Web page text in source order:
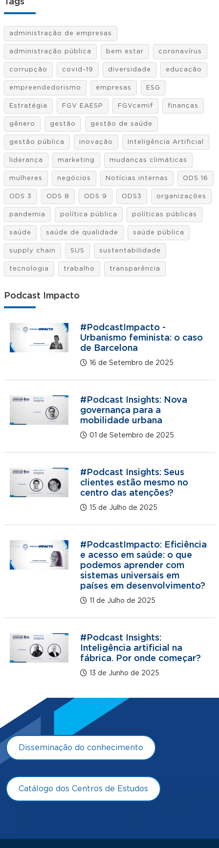
Tags
administração de empresas
administração pública bem estar coronavírus
corrupção covid-19 diversidade educação
empreendedorismo empresas ESG
Estratégia FGV EAESP FGVcemif finanças
gênero gestão gestão de saúde
gestão pública inovação Inteligência Artificial
liderança marketing mudanças climáticas
mulheres negócios Notícias internas ODS 16
ODS 3 ODS 8 ODS 9 ODS3 organizações
pandemia política pública políticas públicas
saúde saúde de qualidade saúde pública
supply chain SUS sustentabilidade
tecnologia trabalho transparência
Podcast Impacto
#PodcastImpacto -
Urbanismo feminista: o caso
de Barcelona
16 de Setembro de 2025
#Podcast Insights: Nova
governança para a
mobilidade urbana
01 de Setembro de 2025
#Podcast Insights: Seus
clientes estão mesmo no
centro das atenções?
15 de Julho de 2025
#PodcastImpacto: Eficiência
e acesso em saúde: o que
podemos aprender com
sistemas universais em
países em desenvolvimento?
11 de Julho de 2025
#Podcast Insights:
Inteligência artificial na
fábrica. Por onde começar?
13 de Junho de 2025
Disseminação do conhecimento
Catálogo dos Centros de Estudos